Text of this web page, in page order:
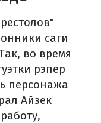
саги
во время
рэпер
персонажа
Айзек